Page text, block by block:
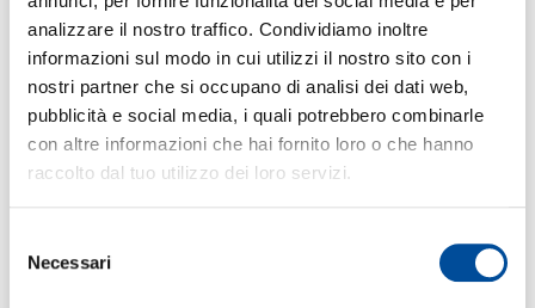
analizzare il nostro traffico. Condividiamo inoltre
informazioni sul modo in cui utilizzi il nostro sito con i
nostri partner che si occupano di analisi dei dati web,
pubblicità e social media, i quali potrebbero combinarle
con altre informazioni che hai fornito loro o che hanno
raccolto dal tuo utilizzo dei loro servizi.
delNecessari
SCOPRI IL CORSO
AVVIO
IL CORSO PARTE AL RAGGIUNGIMENTO DEL
NUMERO MINIMO DEI PARTECIPANTI.
POSSIBILI PIÙ EDIZIONI.
DURATA